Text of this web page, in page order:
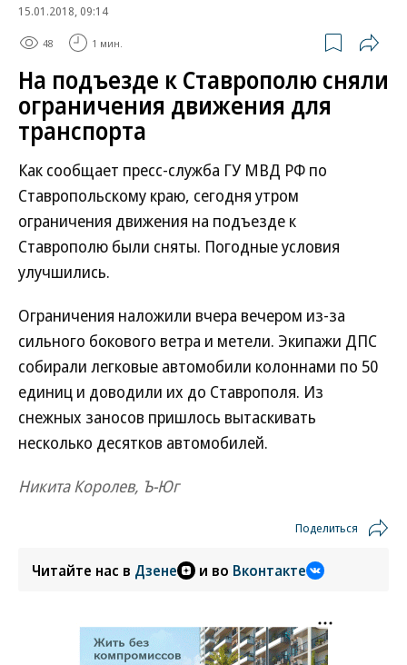
15.01.2018, 09:14
48 1 мин.
На подъезде к Ставрополю сняли
ограничения движения для
транспорта
Как сообщает пресс-служба ГУ МВД РФ по
Ставропольскому краю, сегодня утром
ограничения движения на подъезде к
Ставрополю были сняты. Погодные условия
улучшились.
Ограничения наложили вчера вечером из-за
сильного бокового ветра и метели. Экипажи ДПС
собирали легковые автомобили колоннами по 50
единиц и доводили их до Ставрополя. Из
снежных заносов пришлось вытаскивать
несколько десятков автомобилей.
Никита Королев, Ъ-Юг
Поделиться
Читайте нас в Дзене и во Вконтакте